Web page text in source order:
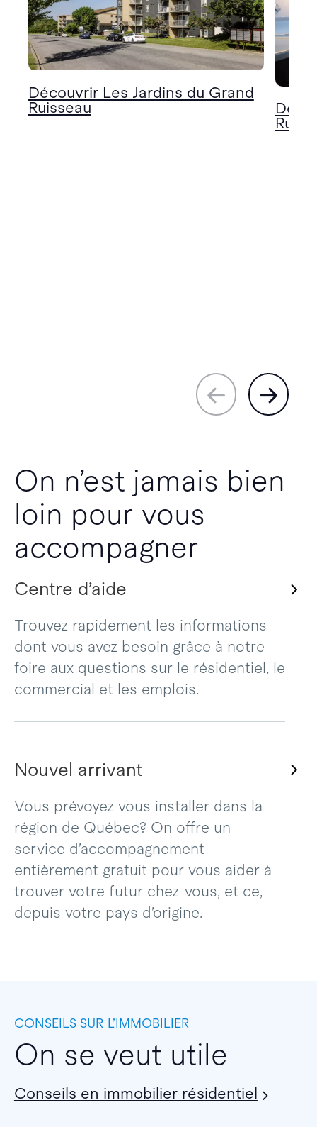
Découvrir Les Jardins du Grand
Ruisseau
On n’est jamais bien
loin pour vous
accompagner
Centre d’aide
Trouvez rapidement les informations
dont vous avez besoin grâce à notre
foire aux questions sur le résidentiel, le
commercial et les emplois.
Nouvel arrivant
Vous prévoyez vous installer dans la
région de Québec? On offre un
service d’accompagnement
entièrement gratuit pour vous aider à
trouver votre futur chez-vous, et ce,
depuis votre pays d’origine.
CONSEILS SUR L’IMMOBILIER
On se veut utile
Conseils en immobilier résidentiel